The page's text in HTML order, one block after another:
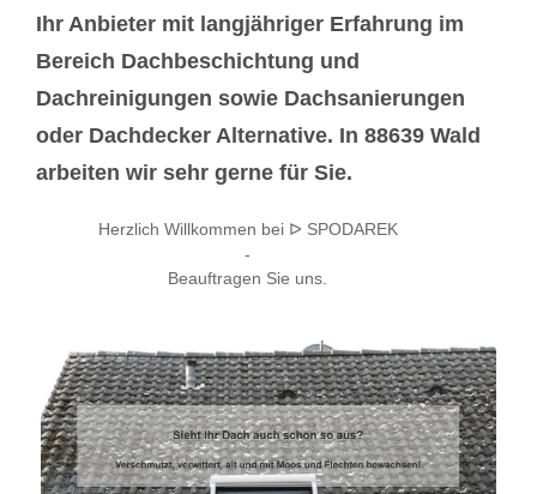
Ihr Anbieter mit langjähriger Erfahrung im
Bereich Dachbeschichtung und
Dachreinigungen sowie Dachsanierungen
oder Dachdecker Alternative. In 88639 Wald
arbeiten wir sehr gerne für Sie.
Herzlich Willkommen bei ᐅ SPODAREK
-
Beauftragen Sie uns.